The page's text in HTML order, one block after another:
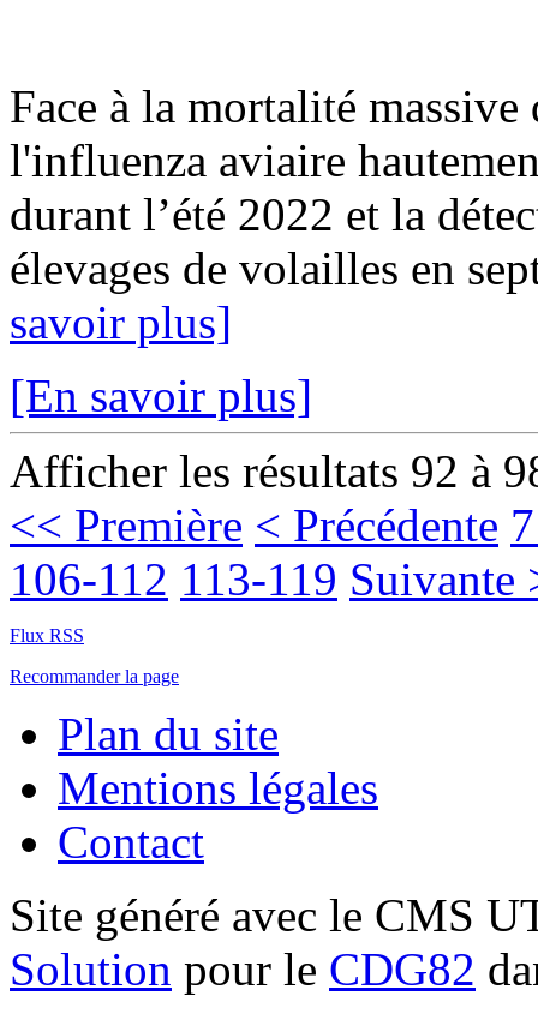
Face à la mortalité
l'influenza aviaire
durant l’été 2022 et la
élevages de volailles en
savoir plus]
[En savoir plus]
Afficher les résultats 92 à
<< Première < Précédente
106-112 113-119 Suivante
Flux RSS
Recommander la page
Plan du site
Mentions légales
Contact
Site généré avec le CMS
Solution pour le CDG82